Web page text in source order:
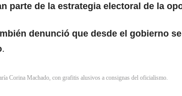
parte de la estrategia electoral de la
denunció que desde el gobierno
.
Corina Machado, con grafitis alusivos a consignas del oficialismo.